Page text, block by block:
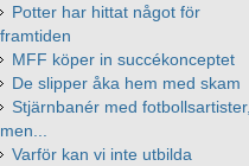
Potter har hittat något för
framtiden
MFF köper in succékonceptet
De slipper åka hem med skam
Stjärnbanér med fotbollsartister,
men...
Varför kan vi inte utbilda